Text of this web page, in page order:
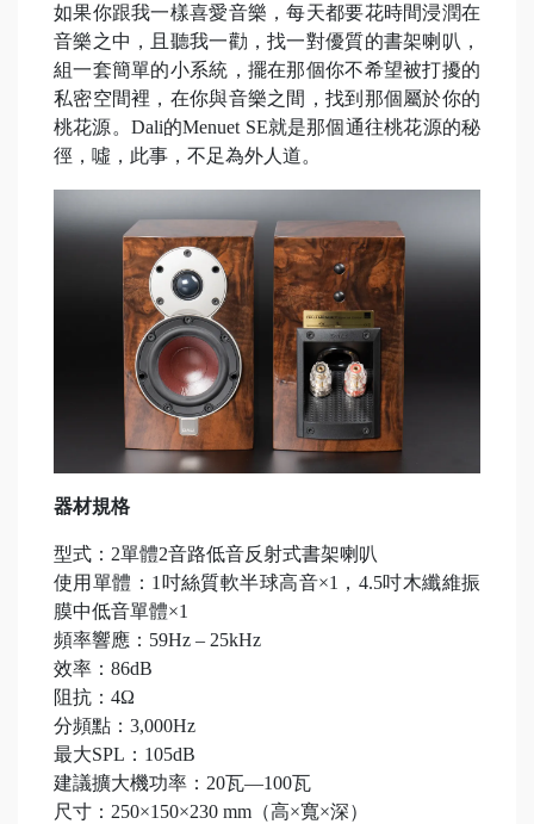
如果你跟我一樣喜愛音樂，每天都要花時間浸潤在
音樂之中，且聽我一勸，找一對優質的書架喇叭，
組一套簡單的小系統，擺在那個你不希望被打擾的
私密空間裡，在你與音樂之間，找到那個屬於你的
桃花源。Dali的Menuet SE就是那個通往桃花源的秘
徑，噓，此事，不足為外人道。
器材規格
型式：2單體2音路低音反射式書架喇叭
使用單體：1吋絲質軟半球高音×1，4.5吋木纖維振
膜中低音單體×1
頻率響應：59Hz – 25kHz
效率：86dB
阻抗：4Ω
分頻點：3,000Hz
最大SPL：105dB
建議擴大機功率：20瓦—100瓦
尺寸：250×150×230 mm（高×寬×深）